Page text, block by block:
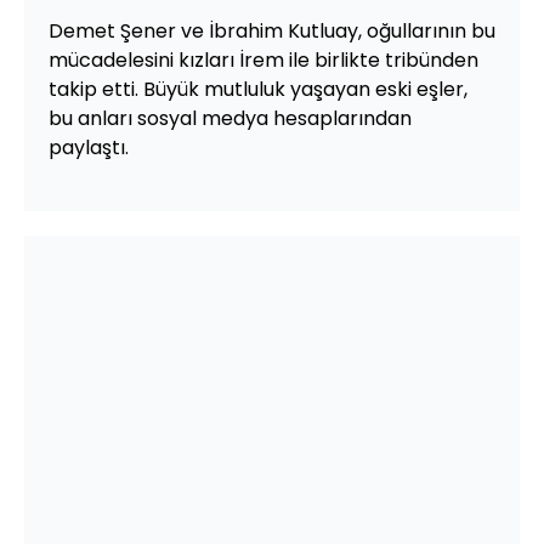
Demet Şener ve İbrahim Kutluay, oğullarının bu
mücadelesini kızları İrem ile birlikte tribünden
takip etti. Büyük mutluluk yaşayan eski eşler,
bu anları sosyal medya hesaplarından
paylaştı.